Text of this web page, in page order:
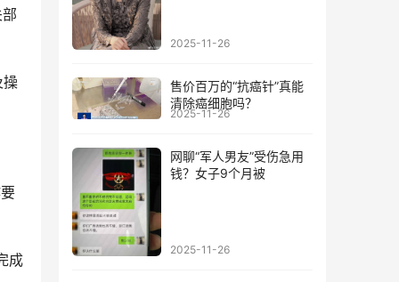
成
2025-11-26
售价百万的“抗癌针”真能
清除癌细胞吗？
2025-11-26
网聊“军人男友”受伤急用
钱？女子9个月被
2025-11-26